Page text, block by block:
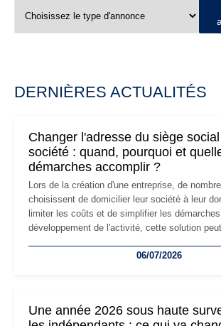
DERNIÈRES ACTUALITÉS
Changer l'adresse du siège
société : quand, pourquoi et
démarches accomplir ?
Lors de la création d'une entreprise, de
choisissent de domicilier leur société à leur
limiter les coûts et de simplifier les
développement de l'activité, cette solution
professionnels, recrutement, image de
06/07/2026
Une année 2026 sous haute